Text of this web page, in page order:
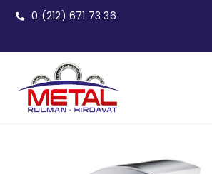
0 (212) 671 73 36